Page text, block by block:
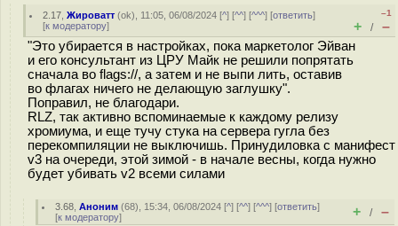
2.17 ,Жироватт (ok), 11:05, 06/08/2024 [^] [^^] [^^^] [ответить]
[к модератору]
–1
+ / –
"Это убирается в настройках, пока маркетолог Эйван
и его консультант из ЦРУ Майк не решили попрятать
сначала во flags://, а затем и не выпи лить, оставив
во флагах ничего не делающую заглушку".
Поправил, не благодари.
RLZ, так активно вспоминаемые к каждому релизу
хромиума, и еще тучу стука на сервера гугла без
перекомпиляции не выключишь. Принудиловка с манифест
v3 на очереди, этой зимой - в начале весны, когда нужно
будет убивать v2 всеми силами
3.68 ,Аноним (68), 15:34, 06/08/2024 [^] [^^] [^^^] [ответить]
[к модератору] + / –